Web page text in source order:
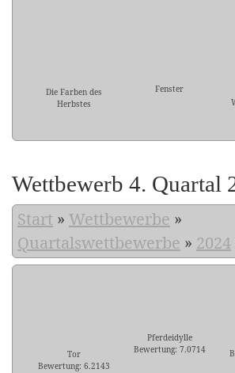
Die Farben des
Herbstes
Fenster
Wettbewerb 4. Quartal
Start » Wettbewerbe »
Quartalswettbewerbe » 2024
Tor
Bewertung: 6.2143
Pferdeidylle
Bewertung: 7.0714